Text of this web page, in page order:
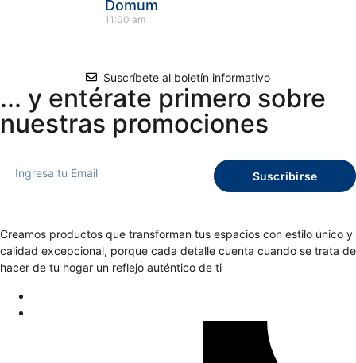
Domum
11:00 am
Suscríbete al boletín informativo
... y entérate primero sobre
nuestras promociones
Suscribirse
Creamos productos que transforman tus espacios con estilo único y
calidad excepcional, porque cada detalle cuenta cuando se trata de
hacer de tu hogar un reflejo auténtico de ti